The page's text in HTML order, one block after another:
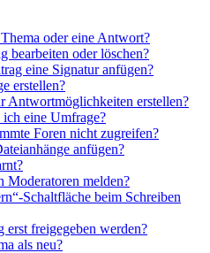
oder eine Antwort?
bearbeiten oder löschen?
eine Signatur anfügen?
erstellen?
Antwortmöglichkeiten erstellen?
ich eine Umfrage?
Foren nicht zugreifen?
anfügen?
Moderatoren melden?
Schaltfläche beim Schreiben
erst freigegeben werden?
als neu?